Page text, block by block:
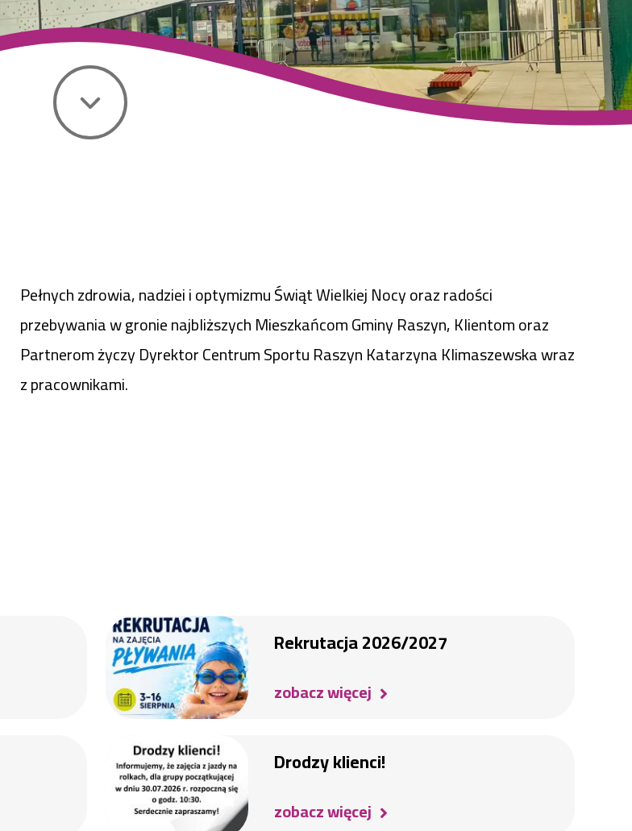
Pełnych zdrowia, nadziei i optymizmu Świąt Wielkiej Nocy oraz radości
przebywania w gronie najbliższych Mieszkańcom Gminy Raszyn, Klientom oraz
Partnerom życzy Dyrektor Centrum Sportu Raszyn Katarzyna Klimaszewska wraz
z pracownikami.
Rekrutacja 2026/2027
zobacz więcej
Drodzy klienci!
zobacz więcej